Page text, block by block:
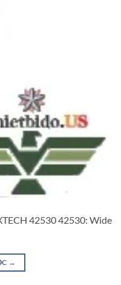
42530 42530: Wide
→